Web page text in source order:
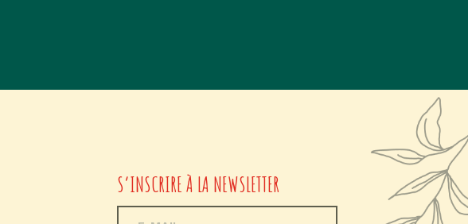
S’INSCRIRE À LA NEWSLETTER